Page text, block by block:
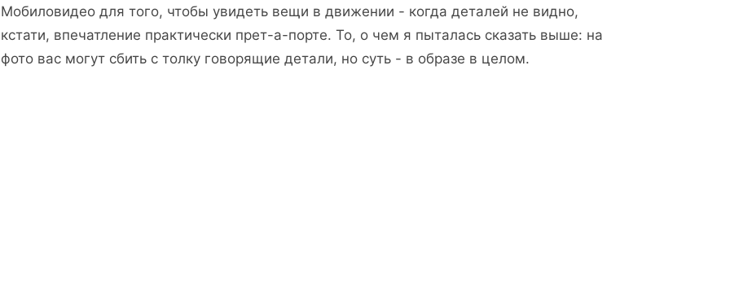
Мобиловидео для того, чтобы увидеть вещи в движении - когда деталей не видно,
кстати, впечатление практически прет-а-порте. То, о чем я пыталась сказать выше: на
фото вас могут сбить с толку говорящие детали, но суть - в образе в целом.